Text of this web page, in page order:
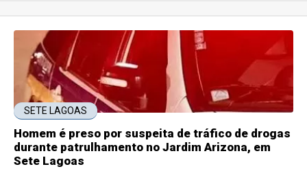
SETE LAGOAS
Homem é preso por suspeita de tráfico de drogas
durante patrulhamento no Jardim Arizona, em
Sete Lagoas